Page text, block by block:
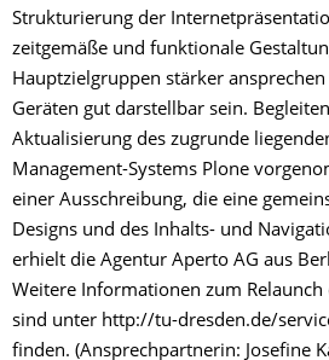
Strukturierung der
zeitgemäße und funktionale
Hauptzielgruppen stärker
Geräten gut darstellbar sein.
Aktualisierung des zugrunde
Management-Systems Plone
einer Ausschreibung, die eine
Designs und des Inhalts- und
erhielt die Agentur Aperto AG aus
Weitere Informationen zum
sind unter http://tu-dresden.de/
finden. (Ansprechpartnerin: Josefine